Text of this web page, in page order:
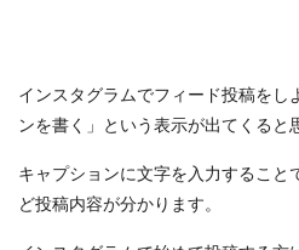
インスタグラムでフィード投稿をし
ンを書く」という表示が出てくると
キャプションに文字を入力すること
ど投稿内容が分かります。